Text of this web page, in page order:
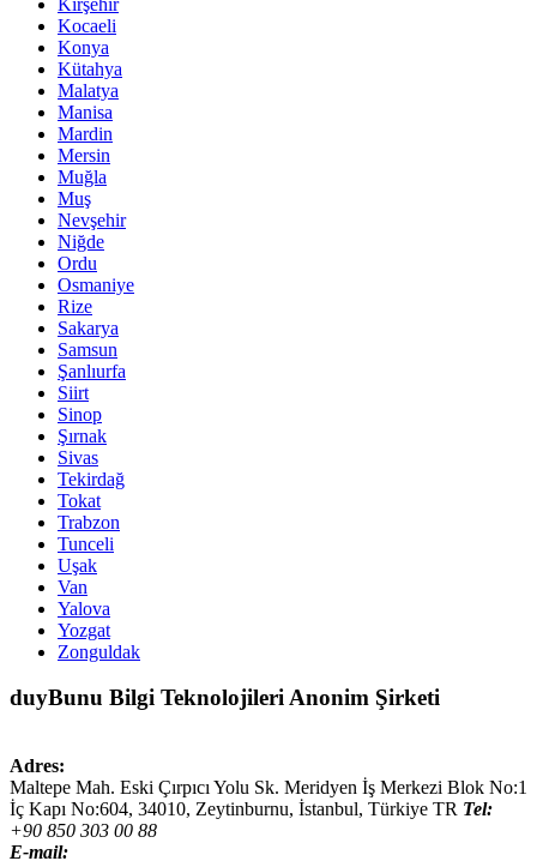
Kocaeli
Konya
Kütahya
Malatya
Manisa
Mardin
Mersin
Muğla
Muş
Nevşehir
Niğde
Ordu
Osmaniye
Rize
Sakarya
Samsun
Şanlıurfa
Siirt
Sinop
Şırnak
Sivas
Tekirdağ
Tokat
Trabzon
Tunceli
Uşak
Van
Yalova
Yozgat
Zonguldak
duyBunu Bilgi Teknolojileri Anonim Şirketi
Adres:
Maltepe Mah. Eski Çırpıcı Yolu Sk. Meridyen İş Merkezi Blok No:1
İç Kapı No:604, 34010, Zeytinburnu, İstanbul, Türkiye TR Tel:
+90 850 303 00 88
E-mail: